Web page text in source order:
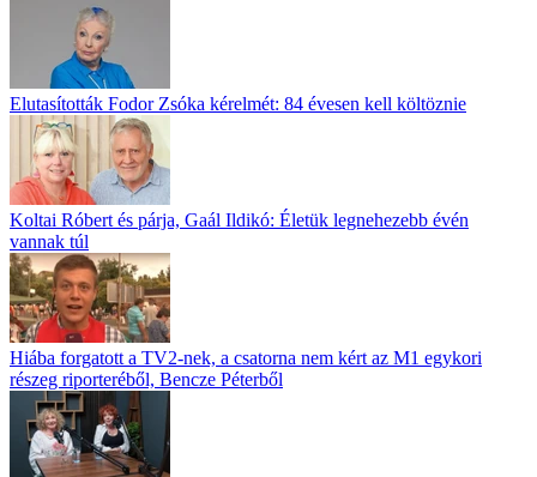
Elutasították Fodor Zsóka kérelmét: 84 évesen kell költöznie
Koltai Róbert és párja, Gaál Ildikó: Életük legnehezebb évén
vannak túl
Hiába forgatott a TV2-nek, a csatorna nem kért az M1 egykori
részeg riporteréből, Bencze Péterből